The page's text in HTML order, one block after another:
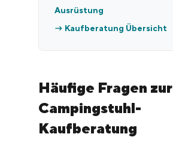
Ausrüstung
→ Kaufberatung Übersicht
Häufige Fragen zur
Campingstuhl-
Kaufberatung